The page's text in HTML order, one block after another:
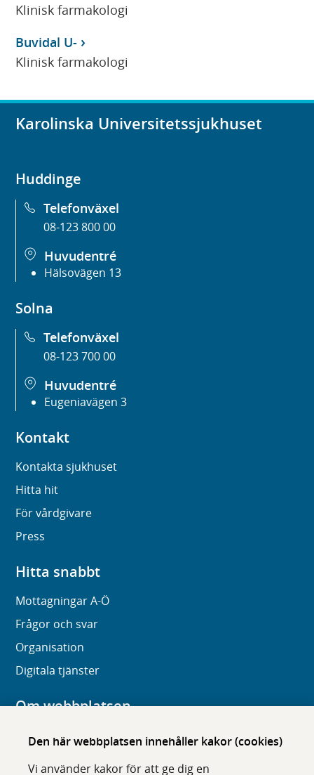
Den här webbplatsen innehåller kakor (cookies)
Vi använder kakor för att ge dig en
Klinisk farmakologi
Buvidal U-
Klinisk farmakologi
Karolinska Universitetssjukhuset
Huddinge
Telefonväxel
08-123 800 00
Huvudentré
Hälsovägen 13
Solna
Telefonväxel
08-123 700 00
Huvudentré
Eugeniavägen 3
Kontakt
Kontakta sjukhuset
Hitta hit
För vårdgivare
Press
Hitta snabbt
Mottagningar A-Ö
Frågor och svar
Organisation
Digitala tjänster
Om webbplatsen
Om karolinska.se